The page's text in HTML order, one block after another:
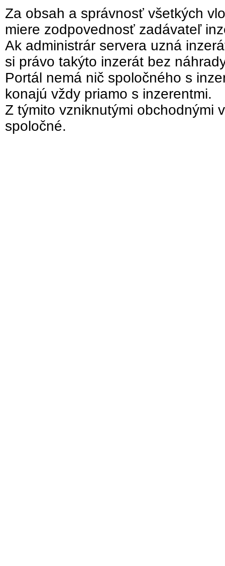
Za obsah a správnosť všetkých
miere zodpovednosť zadávateľ
Ak administrár servera uzná
si právo takýto inzerát bez
Portál nemá nič spoločného s
konajú vždy priamo s inzerentmi.
Z týmito vzniknutými obchodnými
spoločné.